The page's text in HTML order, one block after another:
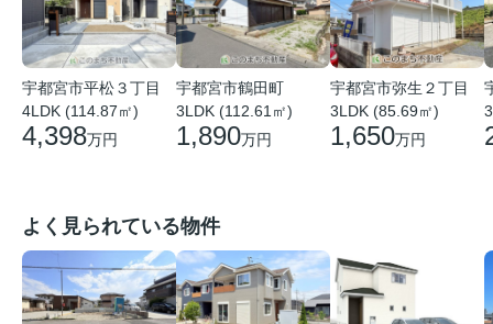
宇都宮市平松３丁目
4LDK (114.87㎡)
4,398万円
宇都宮市鶴田町
3LDK (112.61㎡)
1,890万円
宇都宮市弥生２丁目
3LDK (85.69㎡)
1,650万円
よく見られている物件